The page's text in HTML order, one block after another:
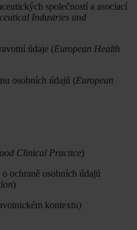
společností a asociací
Industries and
údaje (European Health
osobních údajů (European
Clinical Practice)
ochraně osobních údajů
)
kontextu)